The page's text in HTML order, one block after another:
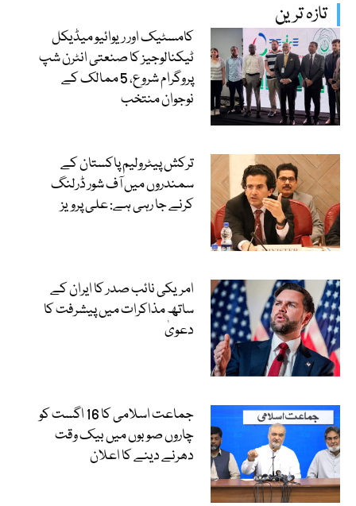
تازہ ترین
کامسٹیک اور ریوائیو میڈیکل
ٹیکنالوجیز کا صنعتی انٹرن شپ
پروگرام شروع، 5 ممالک کے
نوجوان منتخب
ترکش پیٹرولیم پاکستان کے
سمندروں میں آف شور ڈرلنگ
کرنے جا رہی ہے: علی پرویز
امریکی نائب صدر کا ایران کے
ساتھ مذاکرات میں پیشرفت کا
دعویٰ
جماعت اسلامی کا 16 اگست کو
چاروں صوبوں میں بیک وقت
دھرنے دینے کا اعلان